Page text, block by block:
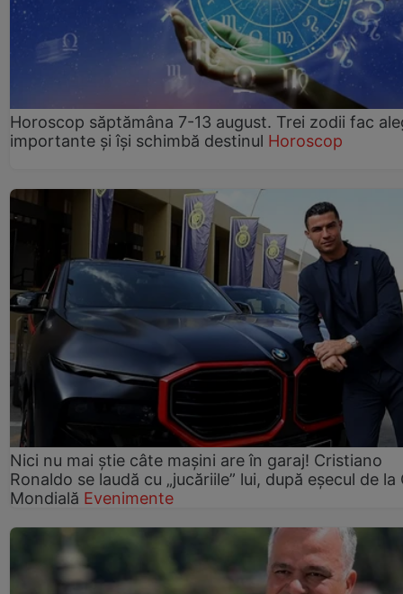
Horoscop săptămâna 7-13 august. Trei zodii fac
importante și își schimbă destinul Horoscop
Nici nu mai știe câte mașini are în garaj! Cristiano
Ronaldo se laudă cu „jucăriile” lui, după eșecul de la
Mondială Evenimente